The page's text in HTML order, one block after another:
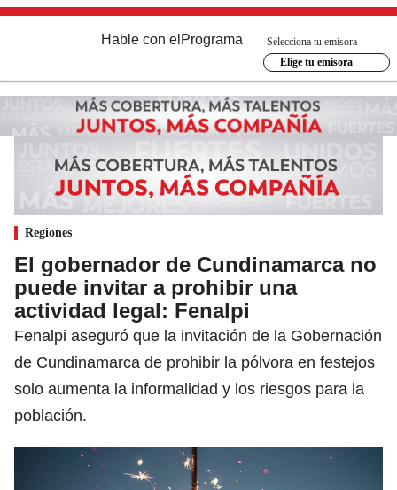
Hable con el Programa
Selecciona tu emisora
Elige tu emisora
Regiones
El gobernador de Cundinamarca no
puede invitar a prohibir una
actividad legal: Fenalpi
Fenalpi aseguró que la invitación de la Gobernación
de Cundinamarca de prohibir la pólvora en festejos
solo aumenta la informalidad y los riesgos para la
población.